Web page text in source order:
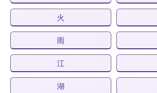
火
雨
江
湖